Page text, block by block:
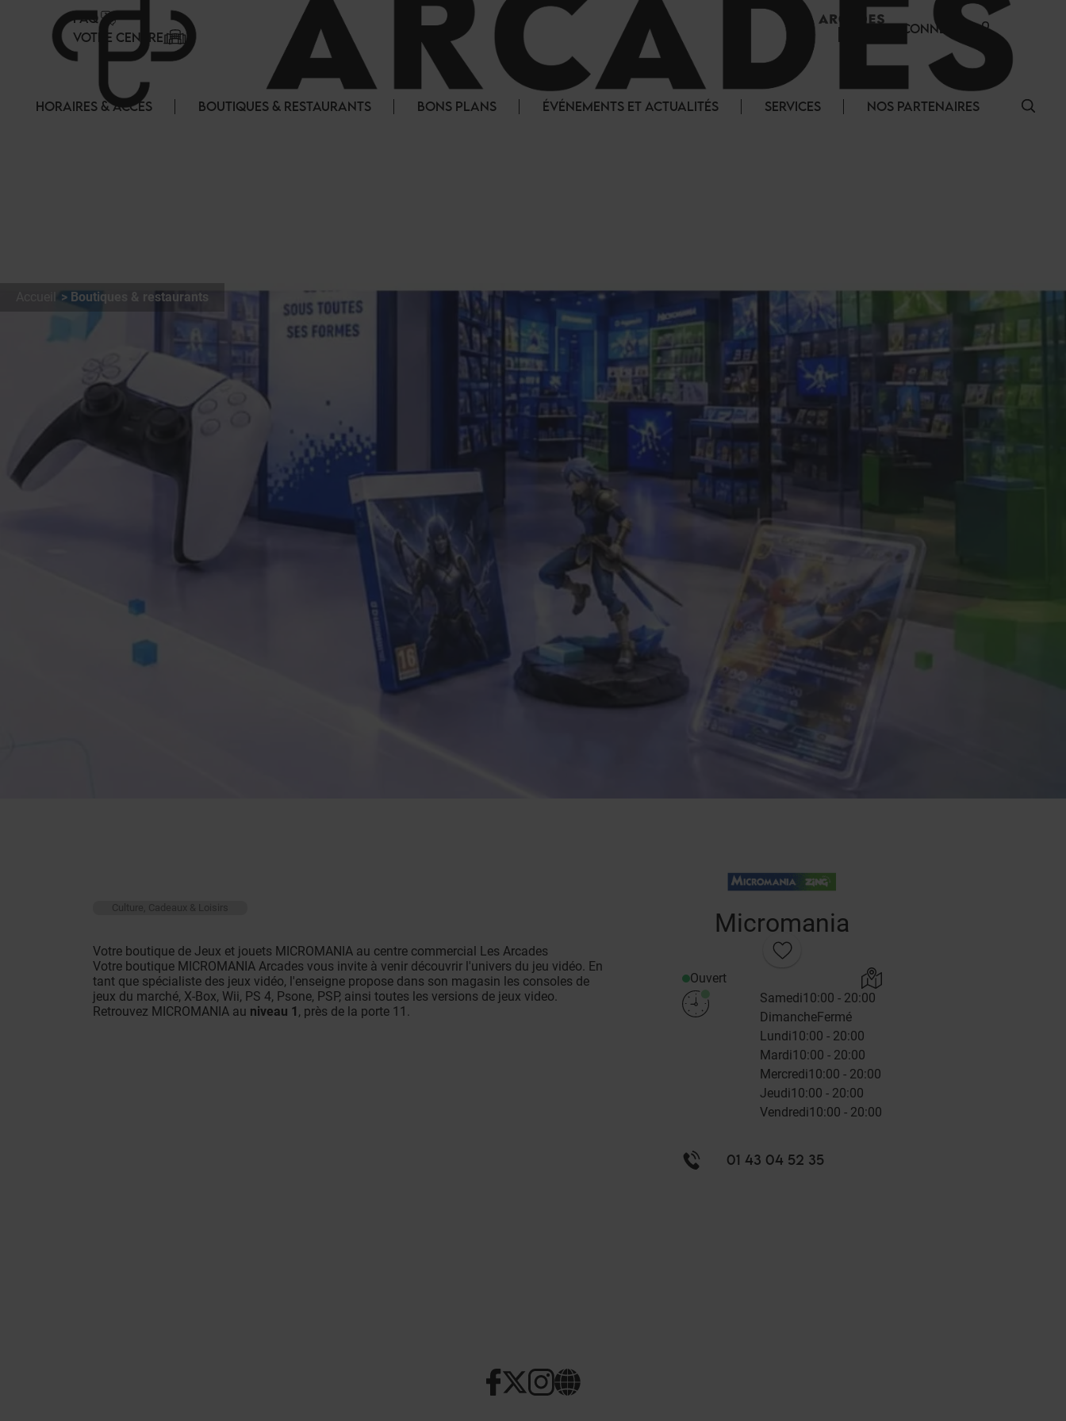
FAQ
VOTRE CENTRE
SE CONNECTER
HORAIRES & ACCES BOUTIQUES & RESTAURANTS BONS PLANS ÉVÉNEMENTS ET ACTUALITÉS SERVICES NOS PARTENAIRES
Boutiques & restaurants
Micromania
Ouvert
Samedi10:00 - 20:00
DimancheFermé
Lundi10:00 - 20:00
Mardi10:00 - 20:00
Mercredi10:00 - 20:00
Jeudi10:00 - 20:00
Vendredi10:00 - 20:00
01 43 04 52 35
Culture, Cadeaux & Loisirs
Votre boutique de Jeux et jouets MICROMANIA au centre commercial Les Arcades
Votre boutique MICROMANIA Arcades vous invite à venir découvrir l'univers du jeu vidéo. En
tant que spécialiste des jeux vidéo, l'enseigne propose dans son magasin les consoles de
jeux du marché, X-Box, Wii, PS 4, Psone, PSP, ainsi toutes les versions de jeux video.
Retrouvez MICROMANIA au niveau 1 , près de la porte 11.
Panneau de gestion des cookies